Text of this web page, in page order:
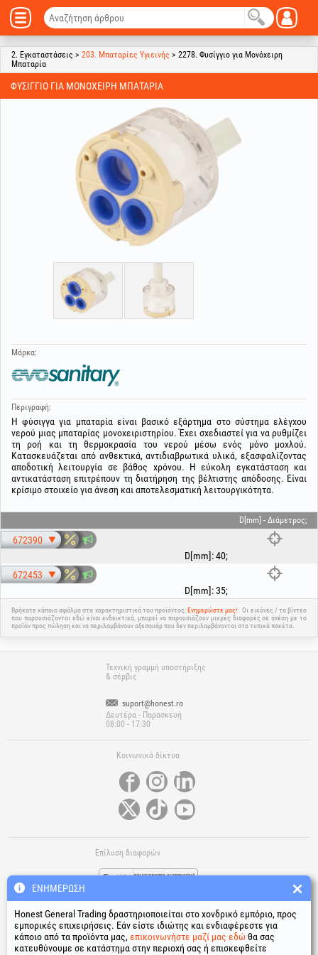
2. Εγκαταστάσεις > 203. Μπαταρίες Υγιεινής > 2278. Φυσίγγιο για Μονόχειρη
Μπαταρία
ΦΥΣΊΓΓΙΟ ΓΙΑ ΜΟΝΌΧΕΙΡΗ ΜΠΑΤΑΡΊΑ
Μάρκα:
Περιγραφή:
Η φύσιγγα για μπαταρία είναι βασικό εξάρτημα στο σύστημα ελέγχου
νερού μιας μπαταρίας μονοχειριστηρίου. Έχει σχεδιαστεί για να ρυθμίζει
τη ροή και τη θερμοκρασία του νερού μέσω ενός μόνο μοχλού.
Κατασκευάζεται από ανθεκτικά, αντιδιαβρωτικά υλικά, εξασφαλίζοντας
αποδοτική λειτουργία σε βάθος χρόνου. Η εύκολη εγκατάσταση και
αντικατάσταση επιτρέπουν τη διατήρηση της βέλτιστης απόδοσης. Είναι
κρίσιμο στοιχείο για άνεση και αποτελεσματική λειτουργικότητα.
D[mm] - Διάμετρος;
672390
D[mm]:40;
672453
D[mm]:35;
Βρήκατε κάποιο σφάλμα στα χαρακτηριστικά του προϊόντος;Ενημερώστε μας!
Οι εικόνες / τα βίντεο
που παρουσιάζονται εδώ είναι ενδεικτικά, μπορεί να παρουσιάζουν μικρές διαφορές σε σχέση με το
προϊόν προς πώληση και να περιλαμβάνουν αξεσουάρ που δεν περιλαμβάνονται στα τυπικά πακέτα.
Τεχνική γραμμή υποστήριξης
& σέρβις
suport@honest.ro
Δευτέρα - Παρασκευή
08:00 - 17:30
Κοινωνικά δίκτυα
Επίλυση διαφορών
Χρήσιμοι σύνδεσμοι
ΕΝΗΜΈΡΩΣΗ
Honest General Trading δραστηριοποιείται στο χονδρικό εμπόριο, προς
εμπορικές επιχειρήσεις. Εάν είστε ιδιώτης και ενδιαφέρεστε για
κάποιο από τα προϊόντα μας, επικοινωνήστε μαζί μας εδώ θα σας
κατευθύνουμε σε κατάστημα στην περιοχή σας ή επισκεφθείτε